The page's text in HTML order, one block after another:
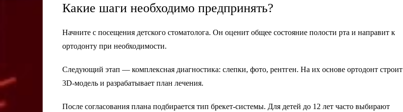
Какие шаги необходимо предпринять?
Начните с посещения детского стоматолога. Он оценит общее состояние полости рта и направит к
ортодонту при необходимости.
Следующий этап — комплексная диагностика: слепки, фото, рентген. На их основе ортодонт строит
3D-модель и разрабатывает план лечения.
После согласования плана подбирается тип брекет-системы. Для детей до 12 лет часто выбирают